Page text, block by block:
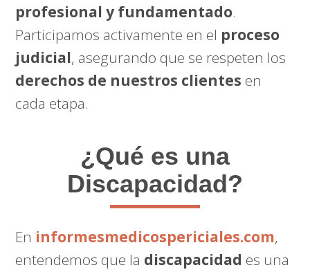
profesional y fundamentado.
Participamos activamente en el proceso
judicial, asegurando que se respeten los
derechos de nuestros clientes en
cada etapa.
¿Qué es una
Discapacidad?
En informesmedicospericiales.com,
entendemos que la discapacidad es una